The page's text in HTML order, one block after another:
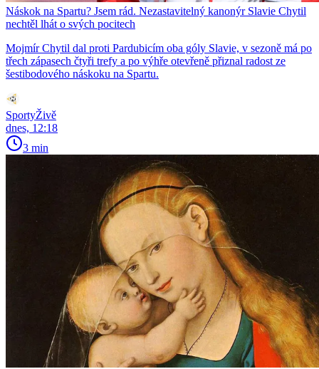
Náskok na Spartu? Jsem rád. Nezastavitelný kanonýr Slavie Chytil
nechtěl lhát o svých pocitech
Mojmír Chytil dal proti Pardubicím oba góly Slavie, v sezoně má po
třech zápasech čtyři trefy a po výhře otevřeně přiznal radost ze
šestibodového náskoku na Spartu.
SportyŽivě
dnes, 12:18
3 min